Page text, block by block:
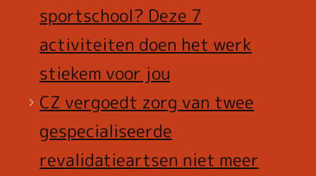
sportschool? Deze 7
activiteiten doen het werk
stiekem voor jou
CZ vergoedt zorg van twee
gespecialiseerde
revalidatieartsen niet meer